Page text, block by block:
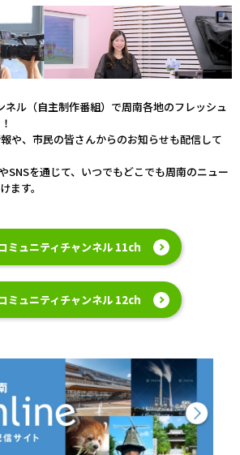
ネル（自主制作番組）で周南各地のフレッシュ
や、市民の皆さんからのお知らせも配信して
SNSを通じて、いつでもどこでも周南のニュー
ます。
ミュニティチャンネル 11ch
ミュニティチャンネル 12ch